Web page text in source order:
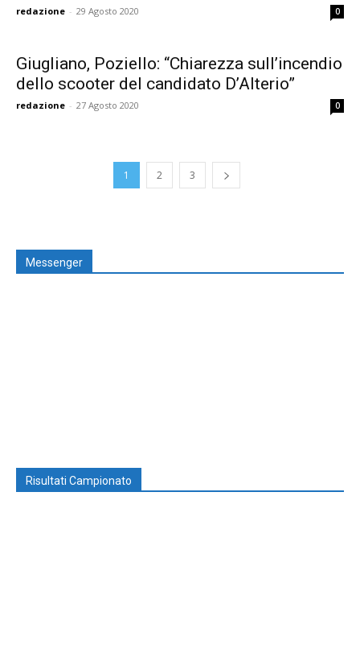
redazione - 29 Agosto 2020 0
Giugliano, Poziello: “Chiarezza sull’incendio
dello scooter del candidato D’Alterio”
redazione - 27 Agosto 2020 0
1 2 3
Messenger
Risultati Campionato